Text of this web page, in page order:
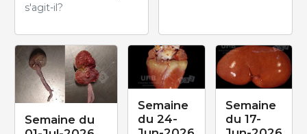
s'agit-il?
Semaine du
Semaine
du 24-
Semaine
du 17-